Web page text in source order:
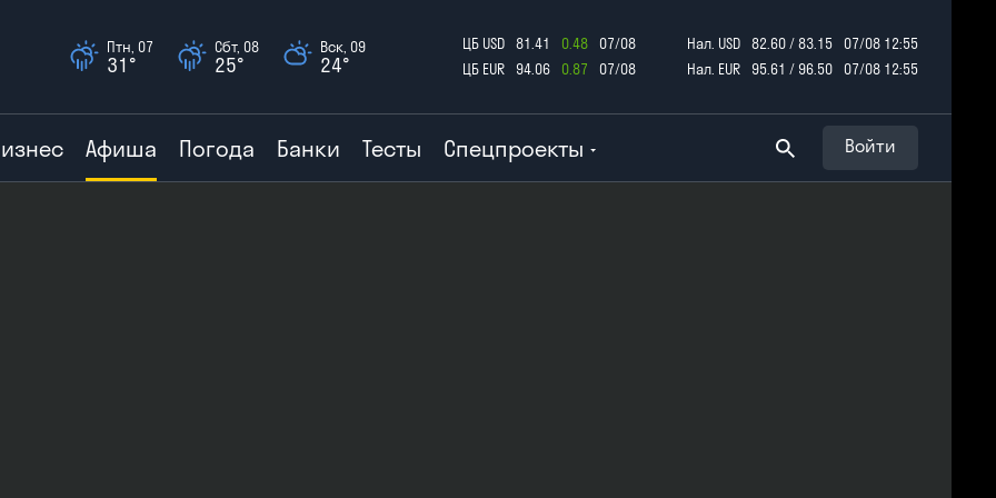
Птн, 07
31°
Сбт, 08
25°
Вск, 09
24°
ЦБ USD 81.41 0.48
07/08
ЦБ EUR
94.06 0.87 07/08
Нал. USD 82.60 / 83.15
07/08 12:55
Нал. EUR
95.61 / 96.50 07/08 12:55
Афиша Погода Банки Тесты Спецпроекты Войти